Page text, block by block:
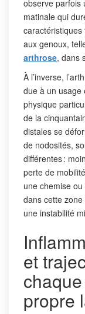
observe parfois
matinale qui
aux genoux,
arthrose, dans
À l’inverse,
due à un usage
physique
de la
distales se
de nodosités,
différentes :
perte de
une chemise ou
dans cette
une instabilité
et
propre